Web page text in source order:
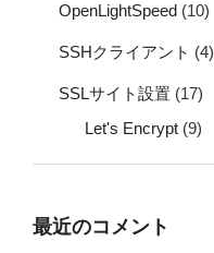
OpenLightSpeed (10)
SSHクライアント (4)
SSLサイト設置 (17)
Let's Encrypt (9)
最近のコメント